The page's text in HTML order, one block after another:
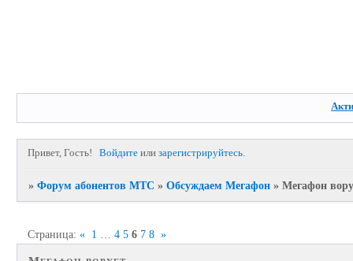
Привет, Гость! Войдите илизарегистрируйтесь.
»Форум абонентов МТС »Обсуждаем Мегафон »Мегафон
Страница:« 1 4 5 6 7 8 »